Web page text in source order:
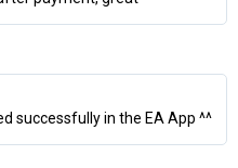
successfully in the EA App ^^